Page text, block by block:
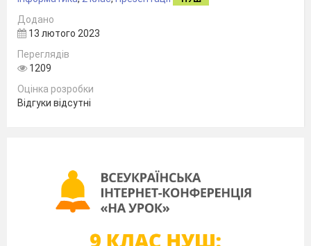
Додано
13 лютого 2023
Переглядів
1209
Оцінка розробки
Відгуки відсутні